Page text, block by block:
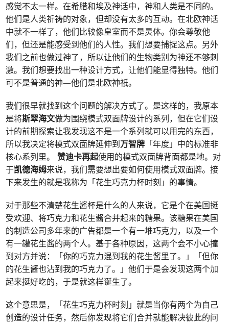
感觉不太一样。在希腊和埃及神话中，神和人类是不同的。
他们是人类祈祷的对象，但却没有太多的互动。在北欧神话
中就不一样了，他们比较像皇室而不是灵体。你会尊敬他
们，但还是能感受到他们的人性。我们想要捕捉这点。另外
我们之前也做过神了，所以让他们的生物类别为神还不够刺
激。我们想要找出一种设计方式，让他们能显得独特。他们
可不是普通的神—他们是北欧神祇。
我们很早就找到这个问题的解决方式了。是这样的，我原本
是将斯翠海文做为围绕模式双面牌设计的系列，但在它们设
计的前期探索让我发现这不是一个系列就可以用完的东西，
所以我决定将模式双面牌延伸到万智牌 「年度」中的标准非
核心系列里。赞迪卡再起使用的模式双面牌背面都是地。对
于凯德海姆来说，我们需要想出要如何使用模式双面牌。接
下来发生的就是我称为「花生巧克力杯时刻」的事情。
对于那些不清楚花生酱杯是什么的人来说，它是个在美国挺
受欢迎、将巧克力和花生酱合并起来的糖果。该糖果在美国
的制造公司多年来的广告都是一个有一堆巧克力，以及一个
有一罐花生酱的两个人。基于各种原因，这两个会不小心撞
到对方并说：「你的巧克力混到我的花生酱里了。」「但你
的花生酱也沾到我的巧克力了。」他们于是会发现这两个加
起来挺好吃的，于是就这样诞生了。
这个意思是，「花生巧克力杯时刻」就是当你有两个为自己
创造的设计任务，然后你发现将它们合并就能解决彼此的问